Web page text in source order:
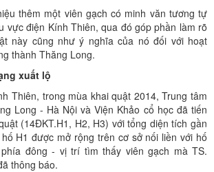
thêm một viên gạch có minh văn tương tự
vực điện Kính Thiên, qua đó góp phần làm rõ
này cũng như ý nghĩa của nó đối với hoạt
thành Thăng Long.
xuất lộ
Thiên, trong mùa khai quật 2014, Trung tâm
Long - Hà Nội và Viện Khảo cổ học đã tiến
(14ĐKT.H1, H2, H3) với tổng diện tích gần
H1 được mở rộng trên cơ sở nối liền với hố
đông - vị trí tìm thấy viên gạch mà TS.
thông báo.